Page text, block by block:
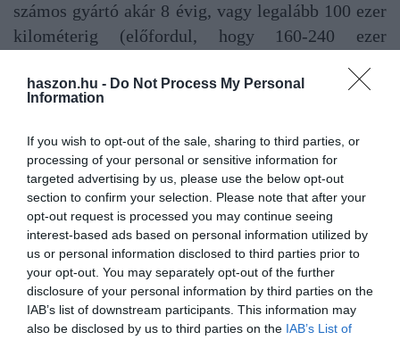
haszon.hu - Do Not Process My Personal
Information
If you wish to opt-out of the sale, sharing to third parties, or
processing of your personal or sensitive information for
targeted advertising by us, please use the below opt-out
section to confirm your selection. Please note that after your
opt-out request is processed you may continue seeing
interest-based ads based on personal information utilized by
us or personal information disclosed to third parties prior to
your opt-out. You may separately opt-out of the further
disclosure of your personal information by third parties on the
IAB’s list of downstream participants. This information may
also be disclosed by us to third parties on the IAB’s List of
számos gyártó akár 8 évig, vagy legalább 100 ezer
kilométerig (előfordul, hogy 160-240 ezer
A magyar szakemberek szerint sem kell
aggódni
A Jövő Mobilitása Szövetség szakértői pedig egy korábbi
közleményükben arrólírtak, okosan töltve egy megfelelő
összetételű akkumulátor akár 2-3 ezer töltési ciklust is kibír
teljesítménycsökkenés nélkül, ami 10-15 évi folyamatos
használatot jelenthet. Nemhiába adnak a gyártók hosszú
garanciákat - a megfelelő használat mellett - az akkumulátorokra.
Minden aksi hatékonysága romlik a használata miatt. Azonban